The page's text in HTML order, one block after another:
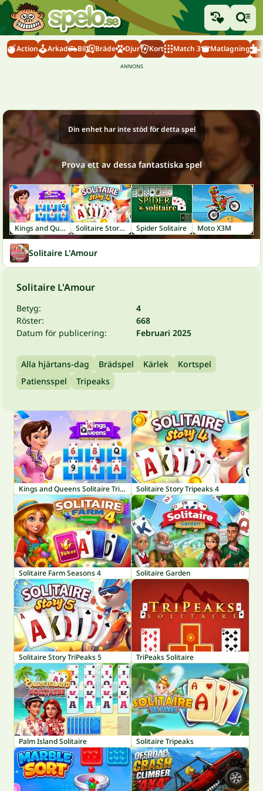
Action Arkad Bil Bräde Djur Kort Match 3 Matlagning
Din enhet har inte stöd för detta spel
Prova ett av dessa fantastiska spel
Kings and Queens Solitaire TriPeaks Solitaire Story Tripeaks 4 Spider Solitaire Moto X3M
Solitaire L'Amour
Solitaire L'Amour
Betyg:
4
Röster:
668
Datum för publicering:
Februari 2025
Alla hjärtans-dag Brädspel Kärlek
Kortspel
Patiensspel
Tripeaks
Kings and Queens Solitaire TriPeaks Solitaire Story Tripeaks 4
Solitaire Farm Seasons 4 Solitaire Garden
Solitaire Story TriPeaks 5 TriPeaks Solitaire
Palm Island Solitaire Solitaire Tripeaks